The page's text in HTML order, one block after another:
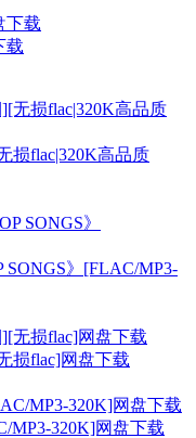
载
损flac|320K高品质
SONGS》[FLAC/MP3-
损flac]网盘下载
MP3-320K]网盘下载